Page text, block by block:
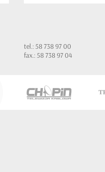
tel.: 58 738 97 00
fax.: 58 738 97 04